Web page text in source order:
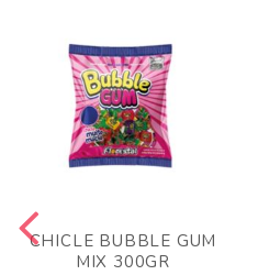
CHICLE BUBBLE GUM
MIX 300GR